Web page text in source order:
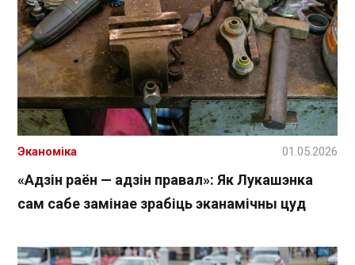
«Адзін раён — адзін правал»: Як Лукашэнка
сам сабе замінае зрабіць эканамічны цуд
Эканоміка 01.05.2026